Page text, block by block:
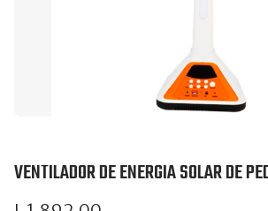
VENTILADOR DE ENERGIA SOLAR DE